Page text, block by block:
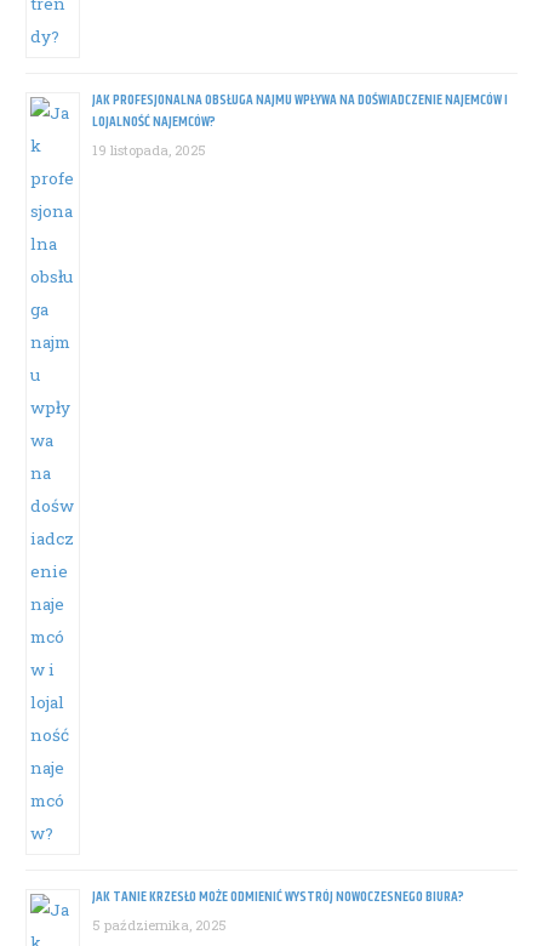
JAK PROFESJONALNA OBSŁUGA NAJMU WPŁYWA NA DOŚWIADCZENIE NAJEMCÓW I
LOJALNOŚĆ NAJEMCÓW?
19 listopada, 2025
JAK TANIE KRZESŁO MOŻE ODMIENIĆ WYSTRÓJ NOWOCZESNEGO BIURA?
5 października, 2025